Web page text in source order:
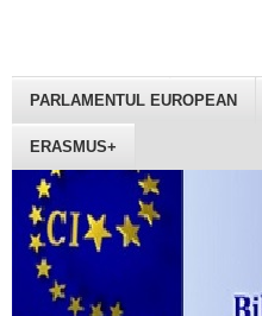
PARLAMENTUL EUROPEAN
ERASMUS+